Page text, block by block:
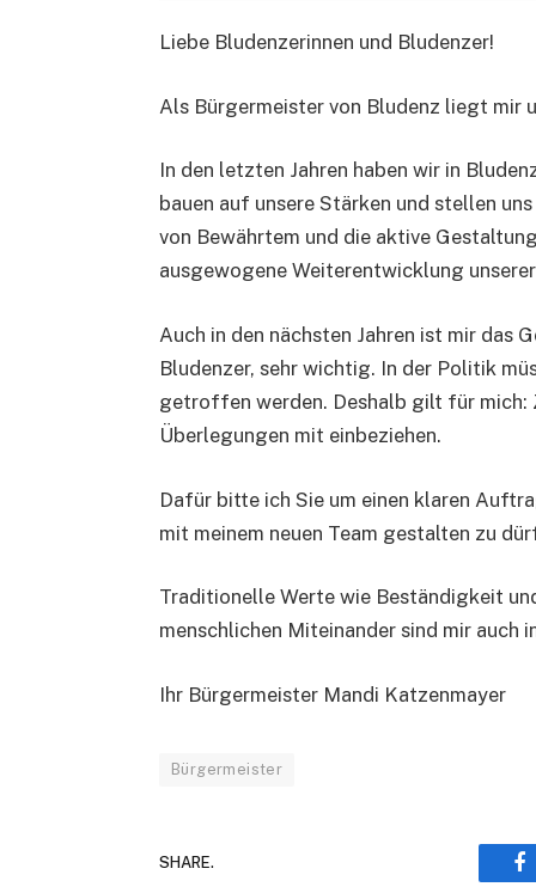
Liebe Bludenzerinnen und Bludenzer!
Als Bürgermeister von Bludenz liegt mir
In den letzten Jahren haben wir in
bauen auf unsere Stärken und stellen
von Bewährtem und die aktive
ausgewogene Weiterentwicklung
Auch in den nächsten Jahren ist mir das
Bludenzer, sehr wichtig. In der Politik
getroffen werden. Deshalb gilt für mich:
Überlegungen mit einbeziehen.
Dafür bitte ich Sie um einen klaren
mit meinem neuen Team gestalten zu
Traditionelle Werte wie Beständigkeit
menschlichen Miteinander sind mir auch
Ihr Bürgermeister Mandi Katzenmayer
Bürgermeister
SHARE.